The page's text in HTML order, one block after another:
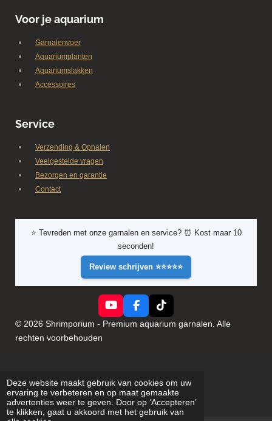
Deze website maakt gebruik van cookies om uw
ervaring te verbeteren en op maat gemaakte
advertenties weer te geven. Door op ‘Accepteren’
te klikken, gaat u akkoord met het gebruik van
Voor je aquarium
Garnalenvoer
Aquariumplanten
Aquariumslakken
Accessoires
Service
Verzending & Ophalen
Veelgestelde vragen
Bezorgen en garantie
Contact
⭐ Tevreden met onze garnalen en service? ⏰ Kost maar 10
seconden!
Review schrijven ⭐⭐⭐⭐⭐
Y
o
u
F
a
c
T
i
k
© 2026 Shrimporium - Premium aquarium garnalen. Alle
rechten voorbehouden